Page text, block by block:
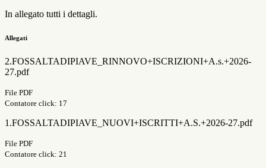
In allegato tutti i dettagli.
Allegati
2.FOSSALTADIPIAVE_RINNOVO+ISCRIZIONI+A.s.+2026-
27.pdf
File PDF
Contatore click: 17
1.FOSSALTADIPIAVE_NUOVI+ISCRITTI+A.S.+2026-27.pdf
File PDF
Contatore click: 21